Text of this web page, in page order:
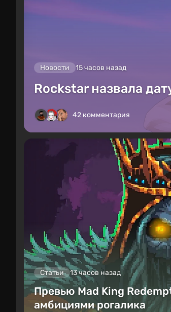
Новости 15 часов назад
Rockstar назвала
42 комментария
Статьи 13 часов назад
Превью Mad King
амбициями рогалика